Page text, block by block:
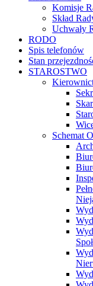
Komisje
Skład
Uchwały
RODO
Spis telefonów
Stan
STAROSTWO
Schemat